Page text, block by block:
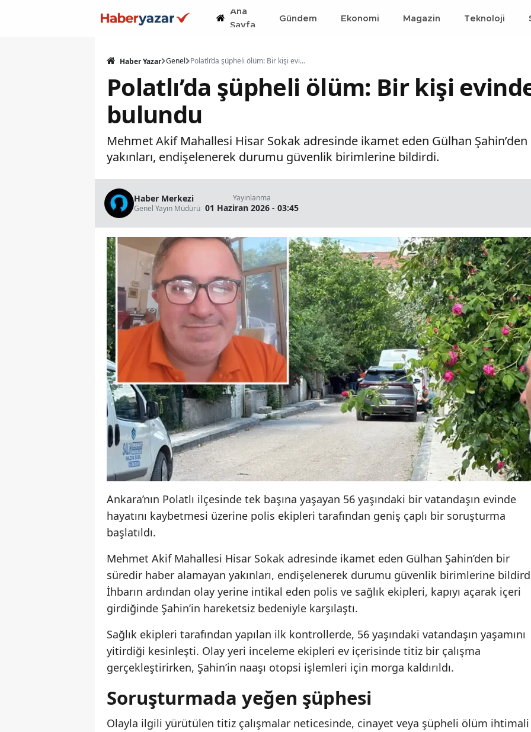
Ana
Sayfa
Gündem Ekonomi Magazin Teknoloji
Haber Yazar Genel Polatlı’da şüpheli ölüm: Bir kişi evinde cansız bulundu
Polatlı’da şüpheli ölüm: Bir kişi
bulundu
Mehmet Akif Mahallesi Hisar Sokak adresinde ikamet eden Gülhan
yakınları, endişelenerek durumu güvenlik birimlerine bildirdi.
Haber Merkezi
Genel Yayın Müdürü
Yayınlanma
01 Haziran 2026 - 03:45
Ankara’nın Polatlı ilçesinde tek başına yaşayan 56 yaşındaki bir vatandaşın evinde
hayatını kaybetmesi üzerine polis ekipleri tarafından geniş çaplı bir soruşturma
başlatıldı.
Mehmet Akif Mahallesi Hisar Sokak adresinde ikamet eden Gülhan Şahin’den bir
süredir haber alamayan yakınları, endişelenerek durumu güvenlik birimlerine
İhbarın ardından olay yerine intikal eden polis ve sağlık ekipleri, kapıyı açarak içeri
girdiğinde Şahin’in hareketsiz bedeniyle karşılaştı.
Sağlık ekipleri tarafından yapılan ilk kontrollerde, 56 yaşındaki vatandaşın yaşamını
yitirdiği kesinleşti. Olay yeri inceleme ekipleri ev içerisinde titiz bir çalışma
gerçekleştirirken, Şahin’in naaşı otopsi işlemleri için morga kaldırıldı.
Soruşturmada yeğen şüphesi
Olayla ilgili yürütülen titiz çalışmalar neticesinde, cinayet veya şüpheli ölüm ihtimali